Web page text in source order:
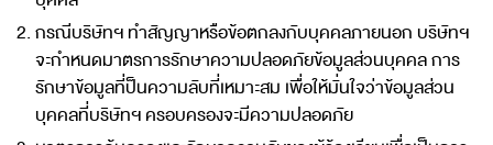
กรณีบริษัทฯ ทำสัญญาหรือข้อตกลงกับบุคคลภายนอก บริษัทฯ
จะกำหนดมาตรการรักษาความปลอดภัยข้อมูลส่วนบุคคล การ
รักษาข้อมูลที่ป็นความลับที่เหมาะสม เพื่อให้มั่นใจว่าข้อมูลส่วน
บุคคลที่บริษัทฯ ครอบครองจะมีความปลอดภัย